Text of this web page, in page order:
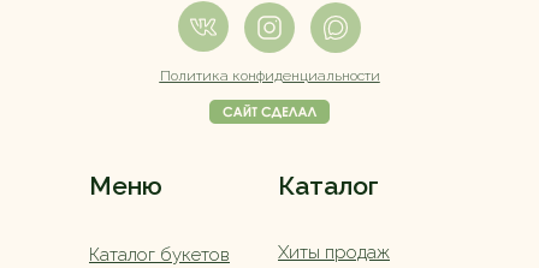
Меню Каталог
Каталог букетов
Политика конфиденциальности
Хиты продаж